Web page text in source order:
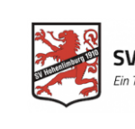
Inhalt
springen